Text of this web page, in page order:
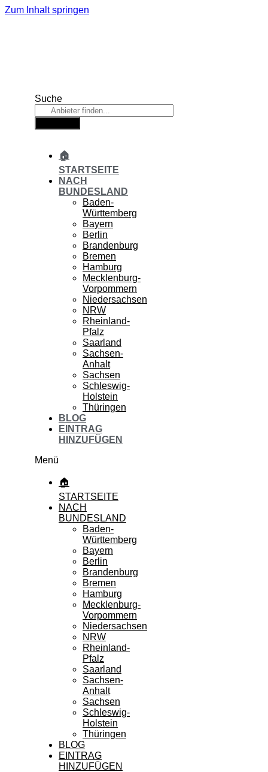
Zum Inhalt springen
Suche
🏠
STARTSEITE
NACH
BUNDESLAND
Baden-
Württemberg
Bayern
Berlin
Brandenburg
Bremen
Hamburg
Mecklenburg-
Vorpommern
Niedersachsen
NRW
Rheinland-
Pfalz
Saarland
Sachsen-
Anhalt
Sachsen
Schleswig-
Holstein
Thüringen
BLOG
EINTRAG
HINZUFÜGEN
Menü
🏠
STARTSEITE
NACH
BUNDESLAND
Baden-
Württemberg
Bayern
Berlin
Brandenburg
Bremen
Hamburg
Mecklenburg-
Vorpommern
Niedersachsen
NRW
Rheinland-
Pfalz
Saarland
Sachsen-
Anhalt
Sachsen
Schleswig-
Holstein
Thüringen
BLOG
EINTRAG
HINZUFÜGEN